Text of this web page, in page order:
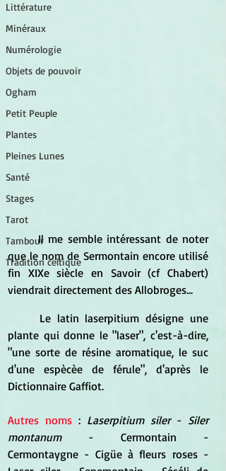
Littérature
Minéraux
Numérologie
Objets de pouvoir
Ogham
Petit Peuple
Plantes
Pleines Lunes
Santé
Stages
Tarot
Tambour
Tradition celtique
	Il me semble intéressant de noter
que le nom de Sermontain encore utilisé
fin XIXe siècle en Savoir (cf Chabert)
viendrait directement des Allobroges...
plante qui donne le "laser", c'est-à-dire,
"une sorte de résine aromatique, le suc
d'une espècèe de férule", d'après le
Dictionnaire Gaffiot.
Autres noms : Laserpitium siler - Siler
montanum - Cermontain -
Cermontaygne - Cigüe à fleurs roses -